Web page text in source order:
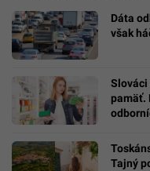
Dáta
však
Slováci
pamäť.
Tajný